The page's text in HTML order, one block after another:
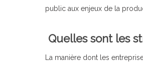
public aux enjeux de la
Quelles sont les
La manière dont les